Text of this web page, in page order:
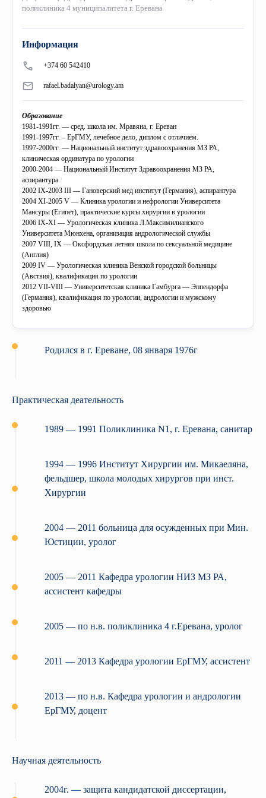
Библиотека
Старшая школа «Гераци»
Симуляционный центр
Стоматологический образовательный центр превосходства
Музей
COBRAIN
Союз молодых исследователей
Приоритетные направления
Программы
Докторское образование
События
«Микаелян» больничная клиника
История
Музей
Фотогаллерея
Видеогаллерея
Совет
Ученый совет
Профессиональный Союз «Гераци»
“Гераци” аналитический центр
Сотрудничество
eCAMPUS
Программы по обмену
Центр Карьеры
Переподготовка
поликлиника 4 муниципалитета г. Еревана
Информация
+374 60 542410
rafael.badalyan@urology.am
Образование
1981-1991гг. — сред. школа им. Мравяна, г. Ереван
1991-1997гг. – ЕрГМУ, лечебное дело, диплом с отличием.
1997-2000гг. — Национальный институт здравоохранения МЗ РА,
клиническая ординатура по урологии
2000-2004 — Национальный Институт Здравоохранения МЗ РА,
аспирантура
2002 IX-2003 III — Гановерский мед институт (Германия), аспирантура
2004 XI-2005 V — Клиника урологии и нефрологии Университета
Мансуры (Египет), практические курсы хирургии в урологии
2006 IX-XI — Урологическая клиника Л.Максимилианского
Университета Мюнхена, организация андрологической службы
2007 VIII, IX — Оксфордская летняя школа по сексуальной медицине
(Англия)
2009 IV — Урологическая клиника Венской городской больницы
(Авствия), квалификация по урологии
2012 VII-VIII — Университетская клиника Гамбурга — Эппендорфа
(Германия), квалификация по урологии, андрологии и мужскому
здоровью
Родился в г. Ереване, 08 января 1976г
Практическая деательность
1989 — 1991 Поликлиника N1, г. Eреванa, санитар
1994 — 1996 Институт Хирургии им. Микаелянa,
фельдшер, школа молодых хирургов при инст.
Хирургии
2004 — 2011 больница для осужденных при Мин.
Юстиции, уролог
2005 — 2011 Кафедра урологии НИЗ МЗ РА,
ассистент кафедры
2005 — по н.в. поликлиника 4 г.Еревана, уролог
2011 — 2013 Кафедра урологии ЕрГМУ, ассистент
2013 — по н.в. Кафедра урологии и андрологии
ЕрГМУ, доцент
Научная деятельность
2004г. — защита кандидатской диссертации,